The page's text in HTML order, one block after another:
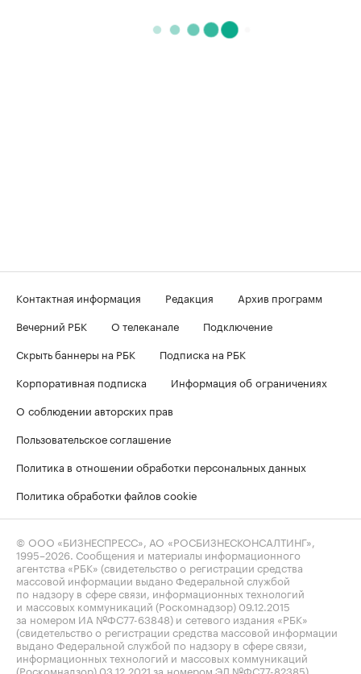
Контактная информация Редакция
Архив программ
Вечерний РБК
О телеканале
Подключение
Скрыть баннеры на РБК
Подписка на РБК
Корпоративная подписка
Информация об ограничениях
О соблюдении авторских прав
Пользовательское соглашение
Политика в отношении обработки персональных данных
Политика обработки файлов cookie
© ООО «БИЗНЕСПРЕСС», АО «РОСБИЗНЕСКОНСАЛТИНГ»,
1995–2026 . Сообщения и материалы информационного
агентства «РБК» (свидетельство о регистрации средства
массовой информации выдано Федеральной службой
по надзору в сфере связи, информационных технологий
и массовых коммуникаций (Роскомнадзор) 09.12.2015
за номером ИА №ФС77-63848) и сетевого издания «РБК»
(свидетельство о регистрации средства массовой информации
выдано Федеральной службой по надзору в сфере связи,
информационных технологий и массовых коммуникаций
(Роскомнадзор) 03.12.2021 за номером ЭЛ №ФС77-82385)